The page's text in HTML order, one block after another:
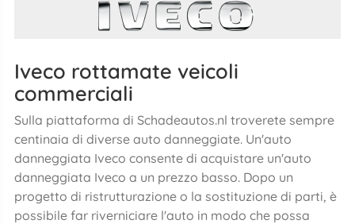
Iveco rottamate veicoli
commerciali
Sulla piattaforma di Schadeautos.nl troverete sempre
centinaia di diverse auto danneggiate. Un'auto
danneggiata Iveco consente di acquistare un'auto
danneggiata Iveco a un prezzo basso. Dopo un
progetto di ristrutturazione o la sostituzione di parti, è
possibile far riverniciare l'auto in modo che possa